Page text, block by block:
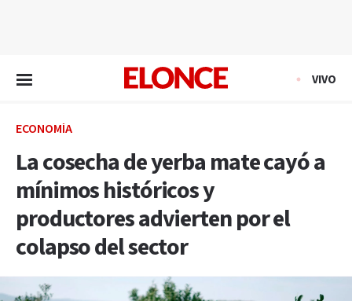
VIVO
ECONOMÍA
La cosecha de yerba mate cayó a
mínimos históricos y
productores advierten por el
colapso del sector